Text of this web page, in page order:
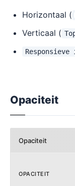
Horizontaal (
Verticaal (
Opaciteit
Opaciteit
OPACITEIT